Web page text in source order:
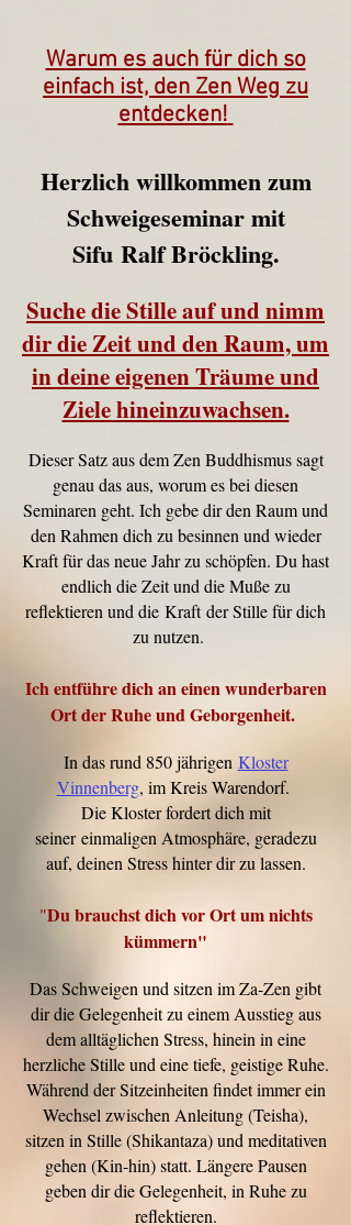
Warum es auch für dich so
einfach ist, den Zen Weg zu
entdecken!
Herzlich willkommen zum
Schweigeseminar mit
Sifu Ralf Bröckling.
Suche die Stille auf und nimm
dir die Zeit und den Raum, um
in deine eigenen Träume und
Ziele hineinzuwachsen.
Dieser Satz aus dem Zen Buddhismus sagt
genau das aus, worum es bei diesen
Seminaren geht. Ich gebe dir den Raum und
den Rahmen dich zu besinnen und wieder
Kraft für das neue Jahr zu schöpfen. Du hast
endlich die Zeit und die Muße zu
reflektieren und die Kraftder Stille für dich
zu nutzen.
Ich entführe dich an einen wunderbaren
Ort der Ruhe und Geborgenheit.
In das rund 850 jährigen Kloster
Vinnenberg, im Kreis Warendorf.
Die Kloster fordert dich mit
seinereinmaligen Atmosphäre, geradezu
auf, deinen Stress hinter dir zu lassen.
"Du brauchst dich vor Ort um nichts
kümmern"
Das Schweigen und sitzen im Za-Zen gibt
dir die Gelegenheit zu einem Ausstieg aus
dem alltäglichen Stress, hinein in eine
herzliche Stille und eine tiefe, geistige Ruhe.
Während der Sitzeinheiten findet immer ein
Wechsel zwischen Anleitung (Teisha),
sitzen in Stille (Shikantaza) und meditativen
gehen (Kin-hin) statt. Längere Pausen
geben dir die Gelegenheit, in Ruhe zu
reflektieren.